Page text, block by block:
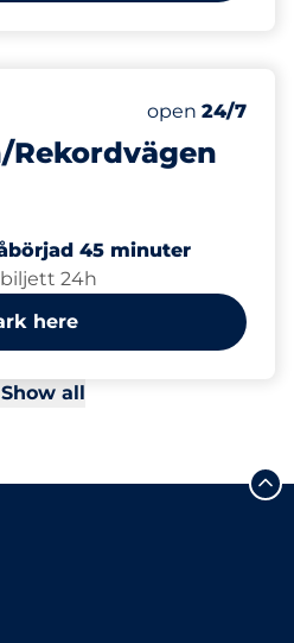
Number of
Total
Friday&nbsp
open 24/7
45 minuter
24h
here
Show all